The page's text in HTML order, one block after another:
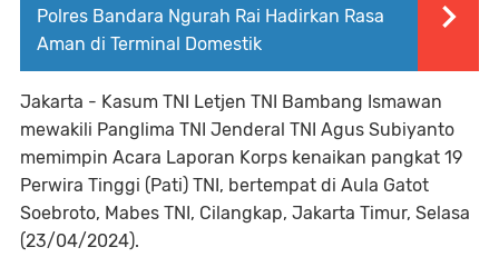
Polres Bandara Ngurah Rai Hadirkan Rasa
Aman di Terminal Domestik
Jakarta - Kasum TNI Letjen TNI Bambang Ismawan
mewakili Panglima TNI Jenderal TNI Agus Subiyanto
memimpin Acara Laporan Korps kenaikan pangkat 19
Perwira Tinggi (Pati) TNI, bertempat di Aula Gatot
Soebroto, Mabes TNI, Cilangkap, Jakarta Timur, Selasa
(23/04/2024).